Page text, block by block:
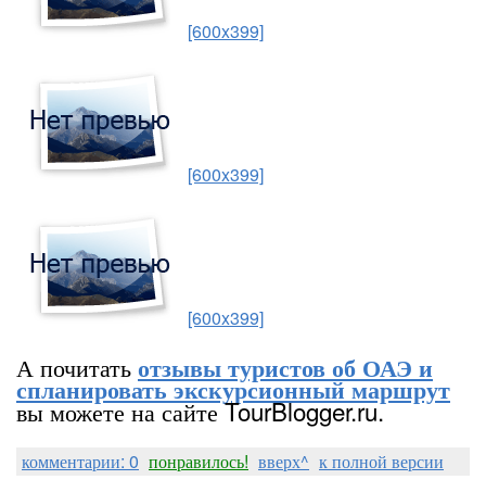
[600x399]
[600x399]
[600x399]
А почитатьотзывы туристов об ОАЭ и
спланировать экскурсионный маршрут
вы можете на сайте TourBlogger.ru.
комментарии: 0 понравилось! вверх^ к полной версии